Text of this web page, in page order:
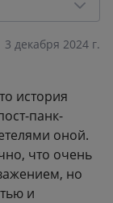
0
3 декабря 2024 г.
история
панк-
оной.
что очень
но
и